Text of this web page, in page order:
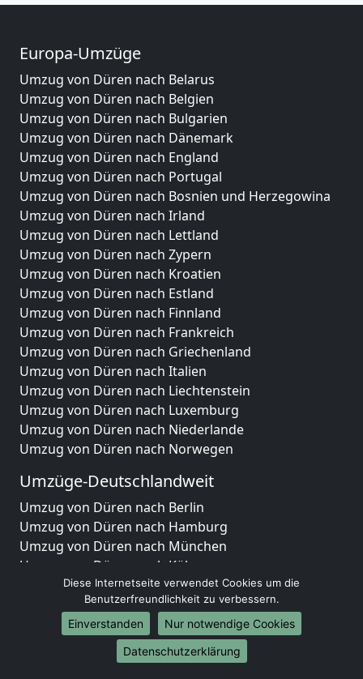
Europa-Umzüge
Umzug von Düren nach Belarus
Umzug von Düren nach Belgien
Umzug von Düren nach Bulgarien
Umzug von Düren nach Dänemark
Umzug von Düren nach England
Umzug von Düren nach Portugal
Umzug von Düren nach Bosnien und Herzegowina
Umzug von Düren nach Irland
Umzug von Düren nach Lettland
Umzug von Düren nach Zypern
Umzug von Düren nach Kroatien
Umzug von Düren nach Estland
Umzug von Düren nach Finnland
Umzug von Düren nach Frankreich
Umzug von Düren nach Griechenland
Umzug von Düren nach Italien
Umzug von Düren nach Liechtenstein
Umzug von Düren nach Luxemburg
Umzug von Düren nach Niederlande
Umzug von Düren nach Norwegen
Umzüge-Deutschlandweit
Umzug von Düren nach Berlin
Umzug von Düren nach Hamburg
Umzug von Düren nach München
Umzug von Düren nach Köln
Umzug von Düren nach Frankfurt am Main
Umzug von Düren nach Stuttgart
Umzug von Düren nach Düsseldorf
Umzug von Düren nach Leipzig
Umzug von Düren nach Dortmund
Diese Internetseite verwendet Cookies um die
Benutzerfreundlichkeit zu verbessern.
Einverstanden
Nur notwendige Cookies
Datenschutzerklärung